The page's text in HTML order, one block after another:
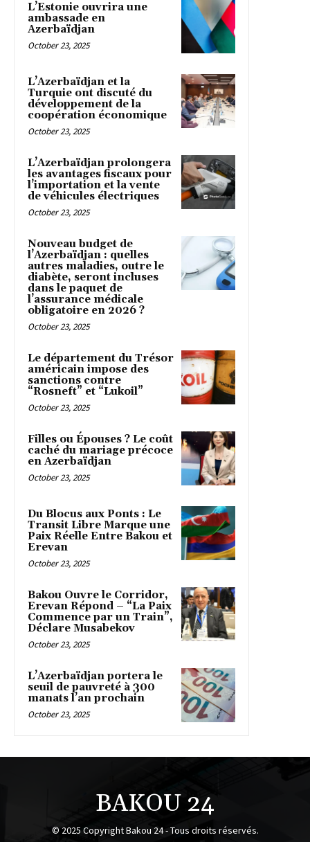
L’Estonie ouvrira une
ambassade en
Azerbaïdjan
October 23, 2025
L’Azerbaïdjan et la
Turquie ont discuté du
développement de la
coopération économique
October 23, 2025
L’Azerbaïdjan prolongera
les avantages fiscaux pour
l’importation et la vente
de véhicules électriques
October 23, 2025
Nouveau budget de
l’Azerbaïdjan : quelles
autres maladies, outre le
diabète, seront incluses
dans le paquet de
l’assurance médicale
obligatoire en 2026 ?
October 23, 2025
Le département du Trésor
américain impose des
sanctions contre
“Rosneft” et “Lukoil”
October 23, 2025
Filles ou Épouses ? Le coût
caché du mariage précoce
en Azerbaïdjan
October 23, 2025
Du Blocus aux Ponts : Le
Transit Libre Marque une
Paix Réelle Entre Bakou et
Erevan
October 23, 2025
Bakou Ouvre le Corridor,
Erevan Répond – “La Paix
Commence par un Train”,
Déclare Musabekov
October 23, 2025
L’Azerbaïdjan portera le
seuil de pauvreté à 300
manats l’an prochain
October 23, 2025
BAKOU 24
© 2025 Copyright Bakou 24 - Tous droits réservés.